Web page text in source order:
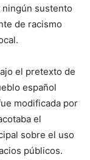
ningún sustento
de racismo
el pretexto de
español
modificada por
el
sobre el uso
públicos.